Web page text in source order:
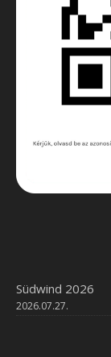
Südwind 2026
2026.07.27.